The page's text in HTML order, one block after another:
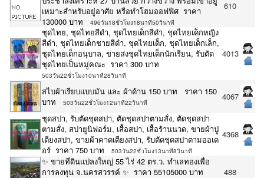
เหมาะสำหรับอยู่อาศัย หรือทำโฮมออฟฟิศ ราคา
130000 บาท
496วัน18ชั่วโมง18นาที50วินาที
610
ชุดไทย, ชุดไทยสีดำ, ชุดไทยเด็กสีดำ, ชุดไทยเด็กหญิง
สีดำ, ชุดไทยเด็กชายสีดำ, ชุดไทยเด็ก, ชุดไทยเด็กเล็ก,
ชุดไทยเด็กอนุบาล, ขายส่งชุดไทยเด็กนักเรียน, รับตัด
ชุดไทยเป็นหมู่คณะ ราคา 300 บาท
503วัน22ชั่วโมง10นาที28วินาที
4013
สไบผ้าเรียบแบบมัน และ ผ้าด้าน 150 บาท ราคา 150
บาท
503วัน22ชั่วโมง12นาที22วินาที
4067
ชุดสปา, รับตัดชุดสปา, ตัดชุดสปาตามสั่ง, ตัดชุดสปา
ตามสั่ง, สปายูนิฟอร์ม, เสื้อสปา, เสื้อร้านนวด, ขายผ้าปู
เตียงสปา, ขายผ้าคาดเตียงสปา, รับตัดชุดสปาตามออเด
อร์ ราคา 750 บาท
503วัน22ชั่วโมง13นาที8วินาที
4368
✨ ขายที่ดินแปลงใหญ่ 55 ไร่ 42 ตร.ว. ทำเลทองเพื่อ
การลงทุน จ.นครสวรรค์ ✨ ราคา 55105000 บาท
488